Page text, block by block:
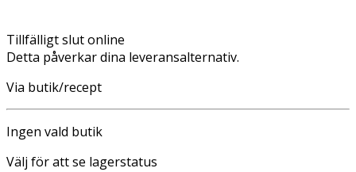
Tillfälligt slut online
Detta påverkar dina leveransalternativ.
Via butik/recept
Ingen vald butik
Välj för att se lagerstatus